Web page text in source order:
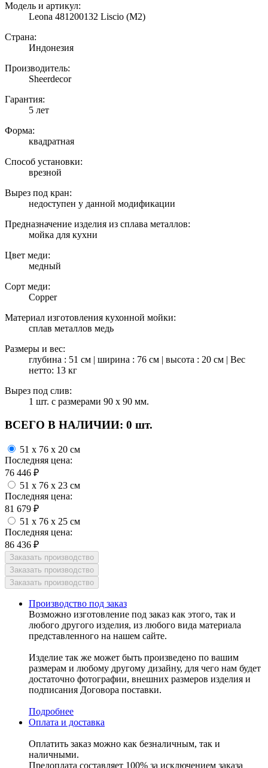
Модель и артикул:
Leona 481200132 Liscio (M2)
Страна:
Индонезия
Производитель:
Sheerdecor
Гарантия:
5 лет
Форма:
квадратная
Способ установки:
врезной
Вырез под кран:
недоступен у данной модификации
Предназначение изделия из сплава металлов:
мойка для кухни
Цвет меди:
медный
Сорт меди:
Copper
Материал изготовления кухонной мойки:
сплав металлов медь
Размеры и вес:
глубина : 51 см | ширина : 76 см | высота : 20 см | Вес
нетто: 13 кг
Вырез под слив:
1 шт. с размерами 90 х 90 мм.
ВСЕГО В НАЛИЧИИ: 0 шт.
51 x 76 x 20 см
Последняя цена:
76 446 ₽
51 x 76 x 23 см
Последняя цена:
81 679 ₽
51 x 76 x 25 см
Последняя цена:
86 436 ₽
Производство под заказ
Возможно изготовление под заказ как этого, так и
любого другого изделия, из любого вида материала
представленного на нашем сайте.
Изделие так же может быть произведено по вашим
размерам и любому другому дизайну, для чего нам будет
достаточно фотографии, внешних размеров изделия и
подписания Договора поставки.
Подробнее
Оплата и доставка
Оплатить заказ можно как безналичным, так и
наличными.
Предоплата составляет 100% за исключением заказа